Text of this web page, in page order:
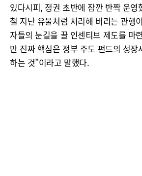
있다시피, 정권 초반에 잠깐 반짝 운영
철 지난 유물처럼 처리해 버리는 관행
자들의 눈길을 끌 인센티브 제도를 마
만 진짜 핵심은 정부 주도 펀드의 성장
하는 것”이라고 말했다.